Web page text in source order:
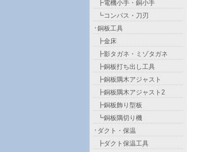
┣電機小手・銅小手
┗コンパス・刀刃
銅板工具
┣金床
┣影タガネ・ミゾタガネ
┣銅板打ち出し工具
┣銅板隅木アジャスト
┣銅板隅木アジャスト2
┣銅板飾り型板
┗銅板隅切り機
ダクト・保温
┣ダクト保温工具